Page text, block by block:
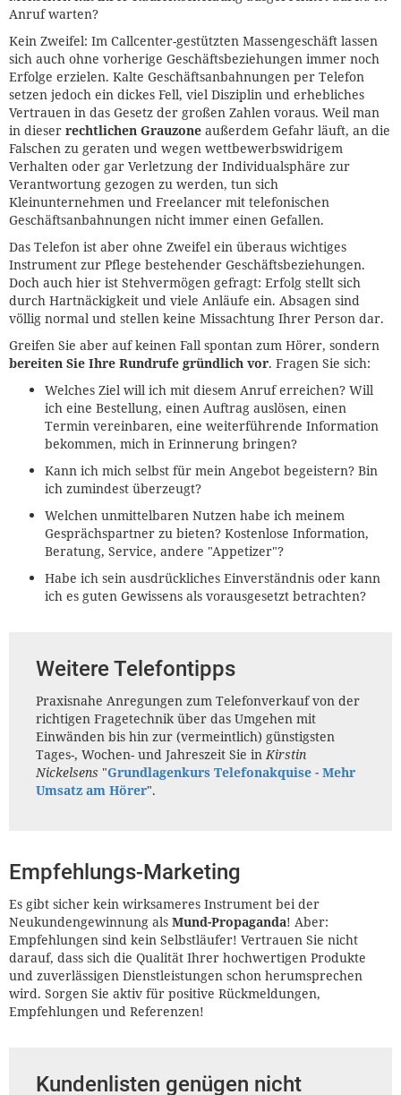
Anruf warten?
Kein Zweifel: Im Callcenter-gestützten Massengeschäft lassen
sich auch ohne vorherige Geschäftsbeziehungen immer noch
Erfolge erzielen. Kalte Geschäftsanbahnungen per Telefon
setzen jedoch ein dickes Fell, viel Disziplin und erhebliches
Vertrauen in das Gesetz der großen Zahlen voraus. Weil man
in dieser rechtlichen Grauzone außerdem Gefahr läuft, an die
Falschen zu geraten und wegen wettbewerbswidrigem
Verhalten oder gar Verletzung der Individualsphäre zur
Verantwortung gezogen zu werden, tun sich
Kleinunternehmen und Freelancer mit telefonischen
Geschäftsanbahnungen nicht immer einen Gefallen.
Das Telefon ist aber ohne Zweifel ein überaus wichtiges
Instrument zur Pflege bestehender Geschäftsbeziehungen.
Doch auch hier ist Stehvermögen gefragt: Erfolg stellt sich
durch Hartnäckigkeit und viele Anläufe ein. Absagen sind
völlig normal und stellen keine Missachtung Ihrer Person dar.
Greifen Sie aber auf keinen Fall spontan zum Hörer, sondern
bereiten Sie Ihre Rundrufe gründlich vor. Fragen Sie sich:
Welches Ziel will ich mit diesem Anruf erreichen? Will
ich eine Bestellung, einen Auftrag auslösen, einen
Termin vereinbaren, eine weiterführende Information
bekommen, mich in Erinnerung bringen?
Kann ich mich selbst für mein Angebot begeistern? Bin
ich zumindest überzeugt?
Welchen unmittelbaren Nutzen habe ich meinem
Gesprächspartner zu bieten? Kostenlose Information,
Beratung, Service, andere "Appetizer"?
Habe ich sein ausdrückliches Einverständnis oder kann
ich es guten Gewissens als vorausgesetzt betrachten?
Weitere Telefontipps
Praxisnahe Anregungen zum Telefonverkauf von der
richtigen Fragetechnik über das Umgehen mit
Einwänden bis hin zur (vermeintlich) günstigsten
Tages-, Wochen- und Jahreszeit Sie inKirstin
Nickelsens "Grundlagenkurs Telefonakquise - Mehr
Umsatz am Hörer".
Empfehlungs-Marketing
Es gibt sicher kein wirksameres Instrument bei der
Neukundengewinnung als Mund-Propaganda! Aber:
Empfehlungen sind kein Selbstläufer! Vertrauen Sie nicht
darauf, dass sich die Qualität Ihrer hochwertigen Produkte
und zuverlässigen Dienstleistungen schon herumsprechen
wird. Sorgen Sie aktiv für positive Rückmeldungen,
Empfehlungen und Referenzen!
Kundenlisten genügen nicht